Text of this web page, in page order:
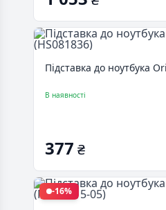
Підставка до ноутбука
В наявності
377 ₴
-16%